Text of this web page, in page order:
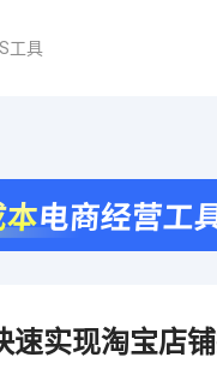
工具
实现淘宝店